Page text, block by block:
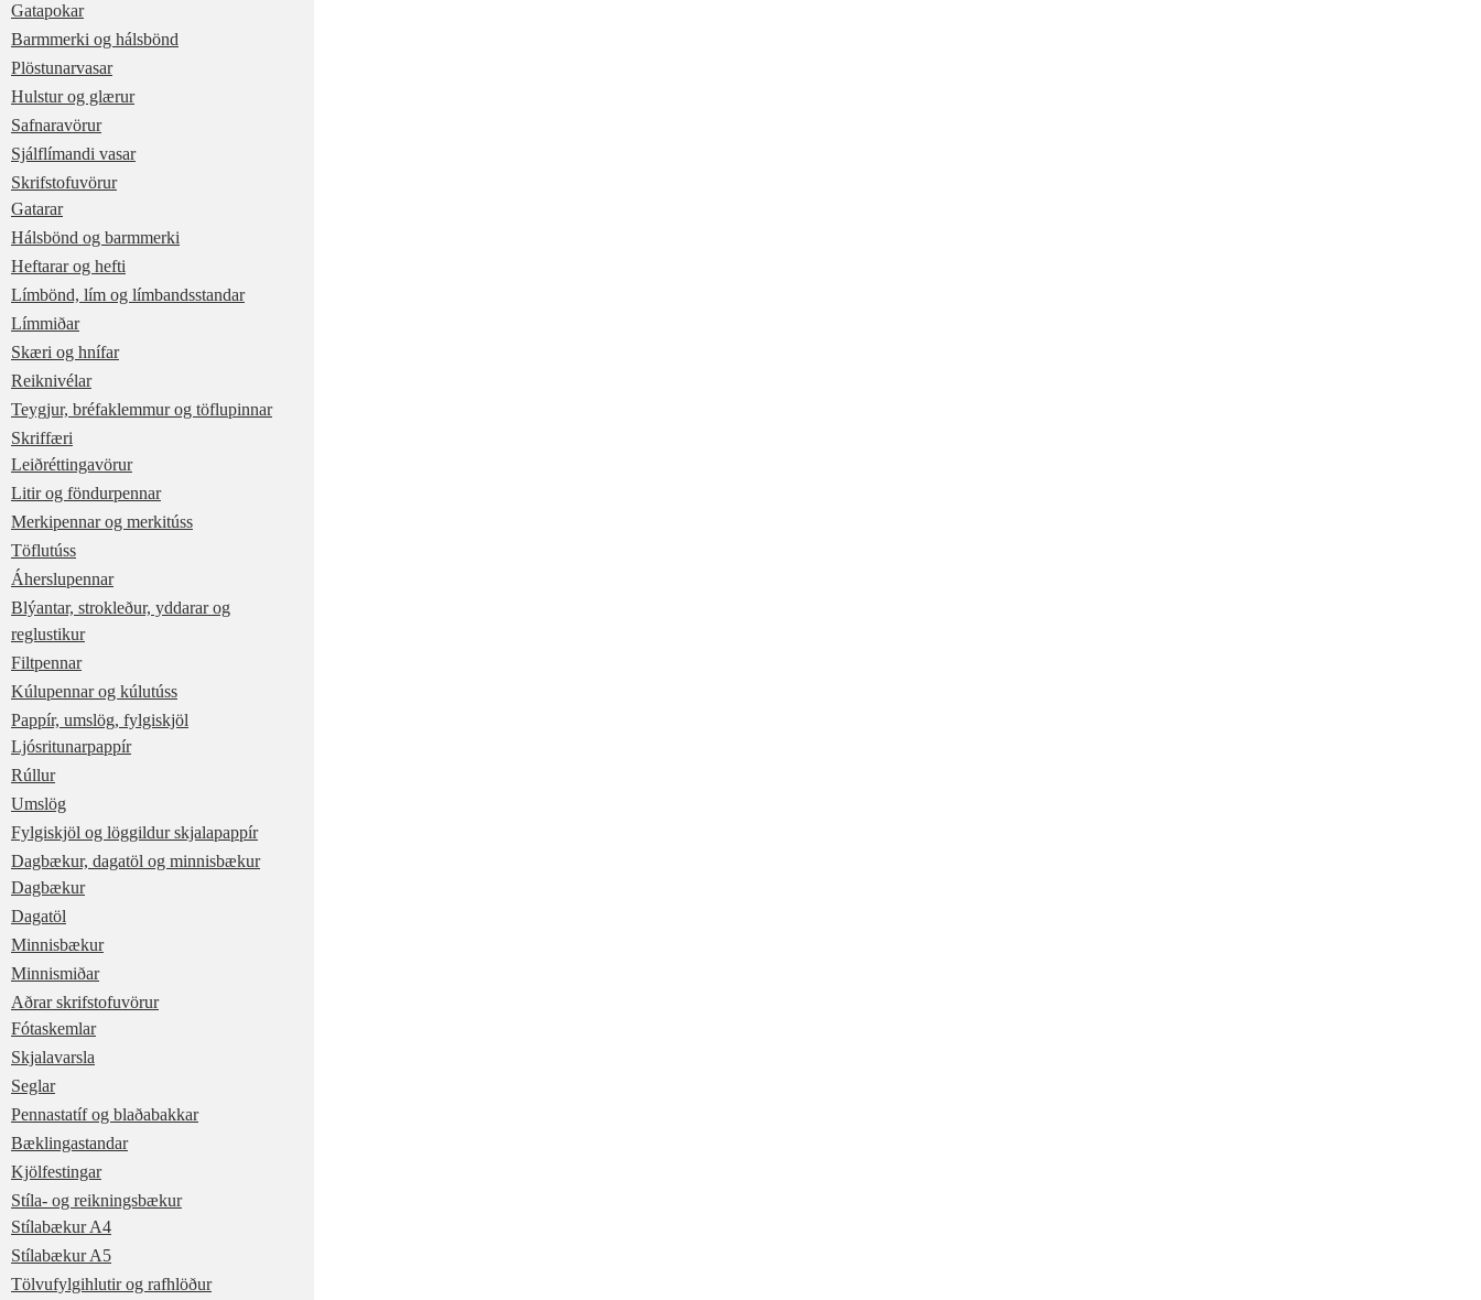
Gatapokar
Barmmerki og hálsbönd
Plöstunarvasar
Hulstur og glærur
Safnaravörur
Sjálflímandi vasar
Skrifstofuvörur
Gatarar
Hálsbönd og barmmerki
Heftarar og hefti
Límbönd, lím og límbandsstandar
Límmiðar
Skæri og hnífar
Reiknivélar
Teygjur, bréfaklemmur og töflupinnar
Skriffæri
Leiðréttingavörur
Litir og föndurpennar
Merkipennar og merkitúss
Töflutúss
Áherslupennar
Blýantar, strokleður, yddarar og
reglustikur
Filtpennar
Kúlupennar og kúlutúss
Pappír, umslög, fylgiskjöl
Ljósritunarpappír
Rúllur
Umslög
Fylgiskjöl og löggildur skjalapappír
Dagbækur, dagatöl og minnisbækur
Dagbækur
Dagatöl
Minnisbækur
Minnismiðar
Aðrar skrifstofuvörur
Fótaskemlar
Skjalavarsla
Seglar
Pennastatíf og blaðabakkar
Bæklingastandar
Kjölfestingar
Stíla- og reikningsbækur
Stílabækur A4
Stílabækur A5
Tölvufylgihlutir og rafhlöður